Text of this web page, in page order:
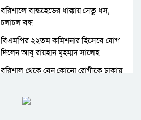
বরিশালে বাল্কহেডের ধাক্কায় সেতু ধস,
চলাচল বন্ধ
বিএমপির ২২তম কমিশনার হিসেবে যোগ
দিলেন আবু রায়হান মুহম্মদ সালেহ
বরিশাল থেকে যেন কোনো রোগীকে ঢাকায়
পটুয়াখালীতে কুকুরকে পিটিয়ে হত্যা,